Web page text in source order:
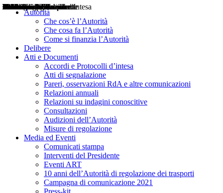
Autorità
Che cos’è l’Autorità
Che cosa fa l’Autorità
Come si finanzia l’Autorità
Delibere
Atti e Documenti
Accordi e Protocolli d’intesa
Atti di segnalazione
Pareri, osservazioni RdA e altre comunicazioni
Relazioni annuali
Relazioni su indagini conoscitive
Consultazioni
Audizioni dell’Autorità
Misure di regolazione
Media ed Eventi
Comunicati stampa
Interventi del Presidente
Eventi ART
10 anni dell’Autorità di regolazione dei trasporti
Campagna di comunicazione 2021
Press-kit
Delibere
Pareri
Consultazioni
Audizioni
Atti di Segnalazione
Accordi e Protocolli d'Intesa
Relazioni annuali
Misure di regolazione
Notizie
Comunicati Stampa
Bollettini ART
Convegni ART
Interviste del Presidente
Articoli in primo piano
Interventi del Presidente
2004
2005
2010
2013
2014
2015
2016
2017
2018
2019
202
2020
2021
2022
2023
2024
2025
2026
Aereo
Marittimo
Terrestre